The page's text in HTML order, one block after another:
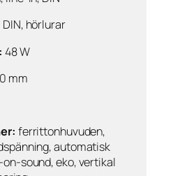
hörlurar
48 W
mm
ferrittonhuvuden,
automatisk
sound, eko, vertikal